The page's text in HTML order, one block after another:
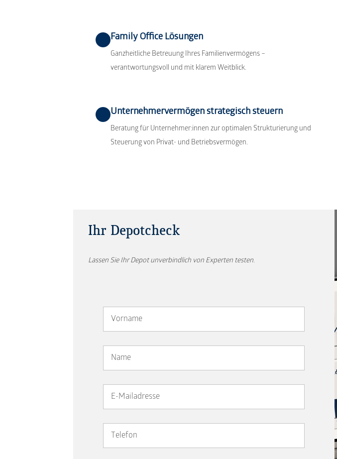
Family Office Lösungen
Ganzheitliche Betreuung Ihres Familienvermögens –
verantwortungsvoll und mit klarem Weitblick.
Unternehmervermögen strategisch steuern
Beratung für Unternehmer:innen zur optimalen Strukturierung und
Steuerung von Privat- und Betriebsvermögen.
Ihr Depotcheck
Lassen Sie Ihr Depot unverbindlich von Experten testen.